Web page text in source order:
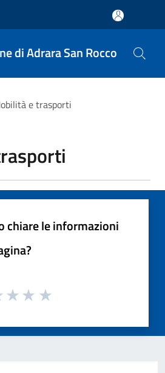
di Adrara San Rocco
e trasporti
chiare le informazioni